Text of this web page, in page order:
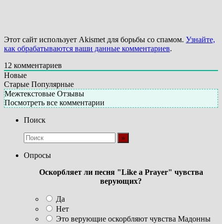
Этот сайт использует Akismet для борьбы со спамом. Узнайте,
как обрабатываются ваши данные комментариев.
12 комментариев
Новые
Старые Популярные
Межтекстовые Отзывы
Посмотреть все комментарии
Поиск
Опросы
Оскорбляет ли песня "Like a Prayer" чувства
верующих?
Да
Нет
Это верующие оскорбляют чувства Мадонны